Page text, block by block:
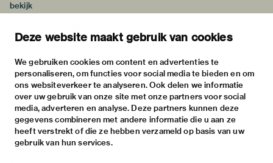
Deze website maakt gebruik van cookies
We gebruiken cookies om content en advertenties te
personaliseren, om functies voor social media te bieden en om
ons websiteverkeer te analyseren. Ook delen we informatie
over uw gebruik van onze site met onze partners voor social
media, adverteren en analyse. Deze partners kunnen deze
gegevens combineren met andere informatie die u aan ze
heeft verstrekt of die ze hebben verzameld op basis van uw
gebruik van hun services.
bekijk
activiteiten
praktische informatie
over
het museum
de collectie
fondsen & partners